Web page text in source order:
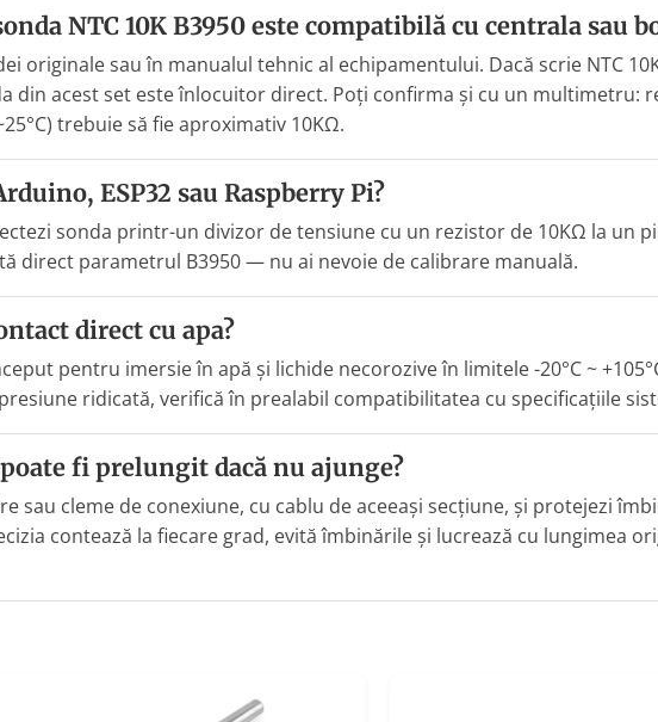
NTC 10K B3950 este compatibilă cu centrala sau
originale sau în manualul tehnic al echipamentului. Dacă scrie NTC
din acest set este înlocuitor direct. Poți confirma și cu un multimetru:
trebuie să fie aproximativ 10KΩ.
ESP32 sau Raspberry Pi?
sonda printr-un divizor de tensiune cu un rezistor de 10KΩ la un
direct parametrul B3950 — nu ai nevoie de calibrare manuală.
direct cu apa?
pentru imersie în apă și lichide necorozive în limitele -20°C ~
ridicată, verifică în prealabil compatibilitatea cu specificațiile
fi prelungit dacă nu ajunge?
sau cleme de conexiune, cu cablu de aceeași secțiune, și protejezi
contează la fiecare grad, evită îmbinările și lucrează cu lungimea